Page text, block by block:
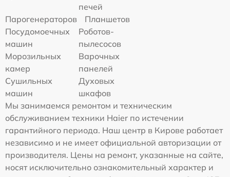
печей
Парогенераторов
Планшетов
Посудомоечных
машин
Роботов-
пылесосов
Морозильных
камер
Варочных
панелей
Сушильных
машин
Духовых
шкафов
Мы занимаемся ремонтом и техническим
обслуживанием техники Haier по истечении
гарантийного периода. Наш центр в Кирове работает
независимо и не имеет официальной авторизации от
производителя. Цены на ремонт, указанные на сайте,
носят исключительно ознакомительный характер и